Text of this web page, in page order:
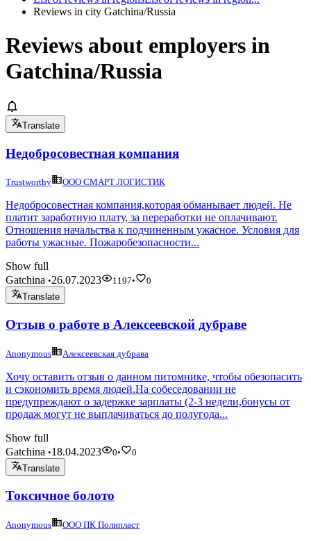
Reviews in city Gatchina/Russia
Reviews about employers in
Gatchina/Russia
Translate
Недобросовестная компания
Trustworthy ООО СМАРТ ЛОГИСТИК
Недобросовестная компания,которая обманывает людей. Не
платит заработную плату, за переработки не оплачивают.
Отношения начальства к подчиненным ужасное. Условия для
работы ужасные. Пожаробезопасности...
Show full
Gatchina •26.07.2023 1197•
0
Translate
Отзыв о работе в Алексеевской дубраве
Anonymous Алексеевская дубрава
Хочу оставить отзыв о данном питомнике, чтобы обезопасить
и сэкономить время людей.На собеседовании не
предупреждают о задержке зарплаты (2-3 недели,бонусы от
продаж могут не выплачиваться до полугода...
Show full
Gatchina •18.04.2023 0•
0
Translate
Токсичное болото
Anonymous ООО ПК Полипласт